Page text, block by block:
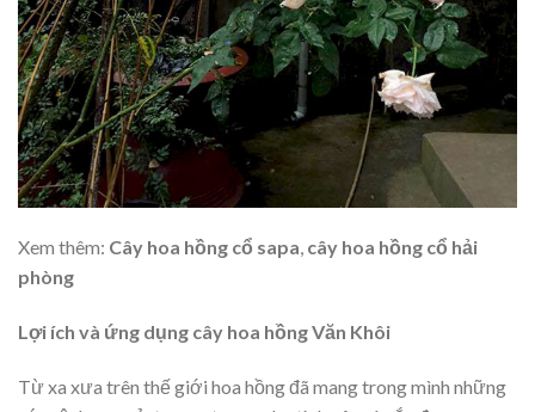
Xem thêm: Cây hoa hồng cổ sapa, cây hoa hồng cổ hải
phòng
Lợi ích và ứng dụng cây hoa hồng Văn Khôi
Từ xa xưa trên thế giới hoa hồng đã mang trong mình những